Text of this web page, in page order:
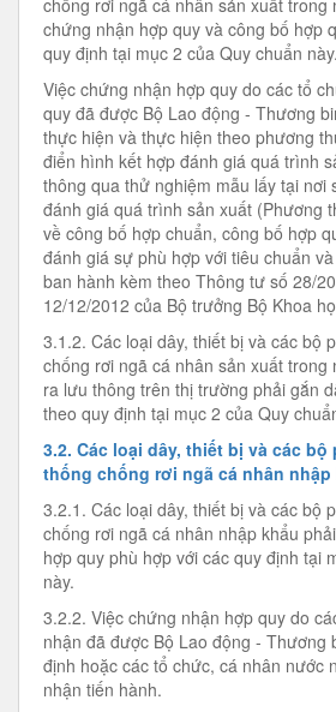
chống rơi ngã cá nhân sản xuất trong
chứng nhận hợp quy và công bố hợp
quy định tại mục 2 của Quy chuẩn này.
Việc chứng nhận hợp quy do các tổ
quy đã được Bộ Lao động - Thương
thực hiện và thực hiện theo phương
điển hình kết hợp đánh giá quá trình
thông qua thử nghiệm mẫu lấy tại nơi
đánh giá quá trình sản xuất (Phương
về công bố hợp chuẩn, công bố hợp
đánh giá sự phù hợp với tiêu chuẩn
ban hành kèm theo Thông tư số 28/
12/12/2012 của Bộ trưởng Bộ Khoa
3.1.2. Các loại dây, thiết bị và các bộ
chống rơi ngã cá nhân sản xuất
ra lưu thông trên thị trường phải gắn
theo quy định tại mục 2 của Quy
3.2. Các loại dây, thiết bị và các
thống chống rơi ngã cá nhân nhập
3.2.1. Các loại dây, thiết bị và các bộ
chống rơi ngã cá nhân nhập khẩu
hợp quy phù hợp với các quy định tại
này.
3.2.2. Việc chứng nhận hợp quy do
nhận đã được Bộ Lao động - Thương
định hoặc các tổ chức, cá nhân nước
nhận tiến hành.